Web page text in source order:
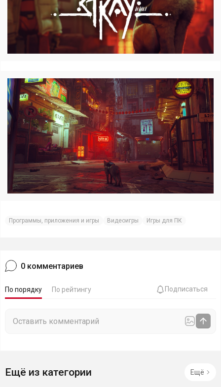
Программы, приложения и игры Видеоигры Игры для ПК
0 комментариев
По порядку По рейтингу Подписаться
Ещё из категории Ещё